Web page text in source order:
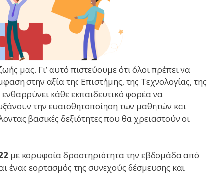
μας. Γι’ αυτό πιστεύουμε ότι όλοι πρέπει να
στην αξία της Επιστήμης, της Τεχνολογίας, της
κάθε εκπαιδευτικό φορέα να
την ευαισθητοποίηση των μαθητών και
βασικές δεξιότητες που θα χρειαστούν οι
με κορυφαία δραστηριότητα την εβδομάδα από
ένας εορτασμός της συνεχούς δέσμευσης και